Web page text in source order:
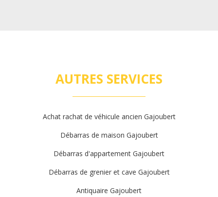
AUTRES SERVICES
Achat rachat de véhicule ancien Gajoubert
Débarras de maison Gajoubert
Débarras d'appartement Gajoubert
Débarras de grenier et cave Gajoubert
Antiquaire Gajoubert